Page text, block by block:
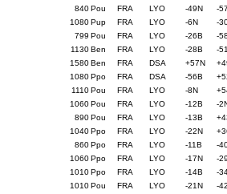
840Pou FRA LYO -49N
-
1080Pup FRA LYO -6N
-
799 Pou FRA LYO -26B
-
1130Ben FRA LYO -28B
-
1580Ben FRA DSA +57N
1080Ppo FRA DSA -56B
1110Pou FRA LYO -8N
1060Pou FRA LYO -12B
-
890Pou FRA LYO -13B
1040Ppo FRA LYO -22N
860Ppo FRA LYO -11B
-
1060Ppo FRA LYO -17N
-
1010Ppo FRA LYO -14B
-
1010Pou FRA LYO -21N
-